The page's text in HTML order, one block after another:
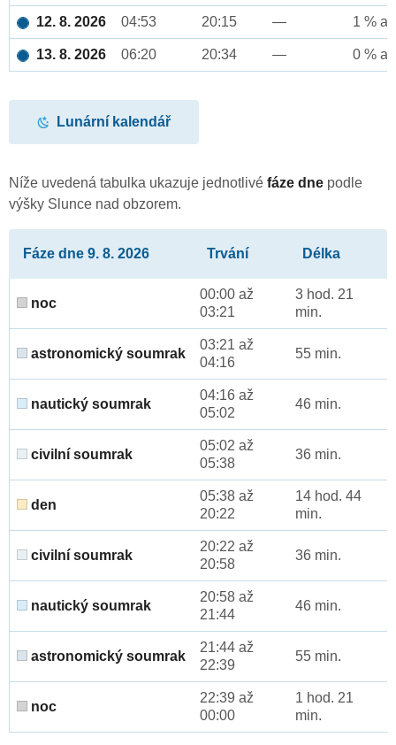
12. 8. 2026 04:53 20:15 — 1 %
13. 8. 2026 06:20 20:34 — 0 %
Lunární kalendář
Níže uvedená tabulka ukazuje jednotlivé fáze dne podle
výšky Slunce nad obzorem.
Fáze dne 9. 8. 2026 Trvání Délka
noc
00:00 až
03:21
3 hod. 21
min.
astronomický soumrak
03:21 až
04:16
55 min.
nautický soumrak
04:16 až
05:02
46 min.
civilní soumrak
05:02 až
05:38
36 min.
den
05:38 až
20:22
14 hod. 44
min.
civilní soumrak
20:22 až
20:58
36 min.
nautický soumrak
20:58 až
21:44
46 min.
astronomický soumrak
21:44 až
22:39
55 min.
noc
22:39 až
00:00
1 hod. 21
min.